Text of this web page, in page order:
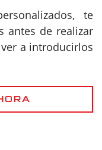
te
antes de realizar
a introducirlos